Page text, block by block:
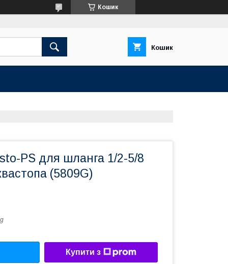
Кошик
Кошик
PS для шланга 1/2-5/8
(5809G)
Купити з